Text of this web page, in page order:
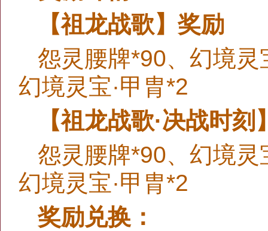
【祖龙战歌】奖励
怨灵腰牌*90、幻境灵
幻境灵宝·甲胄*2
【祖龙战歌·决战时刻
怨灵腰牌*90、幻境灵
幻境灵宝·甲胄*2
奖励兑换：